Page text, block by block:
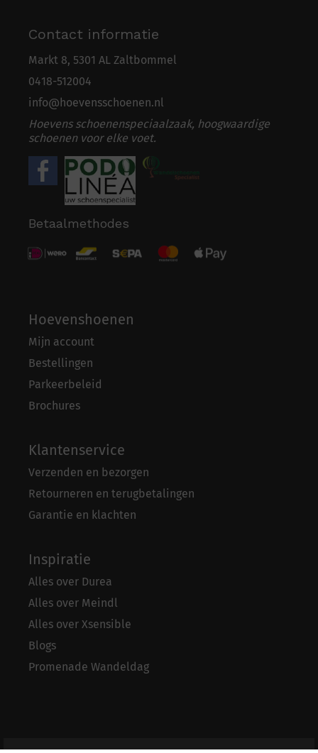
Contact informatie
Markt 8, 5301 AL Zaltbommel
0418-512004
info@hoevensschoenen.nl
Hoevens schoenenspeciaalzaak, hoogwaardige
schoenen voor elke voet.
Betaalmethodes
Hoevenshoenen
Mijn account
Bestellingen
Parkeerbeleid
Brochures
Klantenservice
Verzenden en bezorgen
Retourneren en terugbetalingen
Garantie en klachten
Inspiratie
Alles over Durea
Alles over Meindl
Alles over Xsensible
Blogs
Promenade Wandeldag